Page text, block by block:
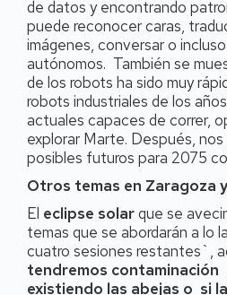
de datos y encontrando
puede reconocer caras,
imágenes, conversar o
autónomos. También se
de los robots ha sido muy
robots industriales de los
actuales capaces de correr,
explorar Marte. Después, nos
posibles futuros para 2075
Otros temas en Zaragoza
El eclipse solarque se
temas que se abordarán a lo
cuatro sesiones restantes`,
tendremos contaminación
existiendo las abejas o si